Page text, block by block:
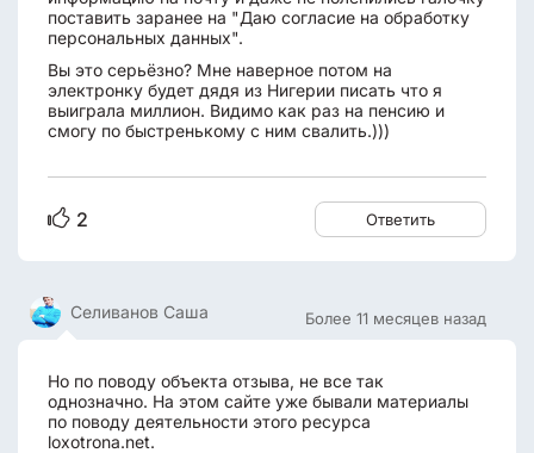
поставить заранее на "Даю согласие на обработку
персональных данных".
Вы это серьёзно? Мне наверное потом на
электронку будет дядя из Нигерии писать что я
выиграла миллион. Видимо как раз на пенсию и
смогу по быстренькому с ним свалить.)))
2 Ответить
Более 11 месяцев назад
Селиванов Саша
Но по поводу объекта отзыва, не все так
однозначно. На этом сайте уже бывали материалы
по поводу деятельности этого ресурса
loxotrona.net.